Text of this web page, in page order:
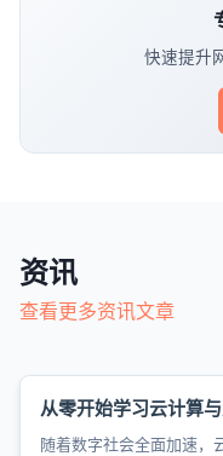
快速提升
资讯
查看更多资讯文章
从零开始学习云计算
随着数字社会全面加速，